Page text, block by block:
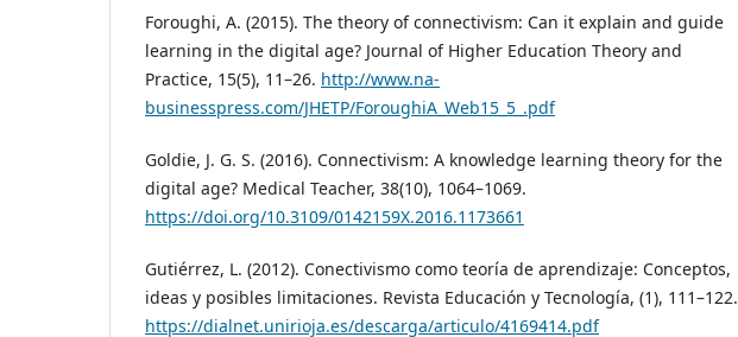
Foroughi, A. (2015). The theory of connectivism: Can it explain and guide
learning in the digital age? Journal of Higher Education Theory and
Practice, 15(5), 11–26. http://www.na-
businesspress.com/JHETP/ForoughiA_Web15_5_.pdf
Goldie, J. G. S. (2016). Connectivism: A knowledge learning theory for the
digital age? Medical Teacher, 38(10), 1064–1069.
https://doi.org/10.3109/0142159X.2016.1173661
Gutiérrez, L. (2012). Conectivismo como teoría de aprendizaje: Conceptos,
ideas y posibles limitaciones. Revista Educación y Tecnología, (1), 111–122.
https://dialnet.unirioja.es/descarga/articulo/4169414.pdf